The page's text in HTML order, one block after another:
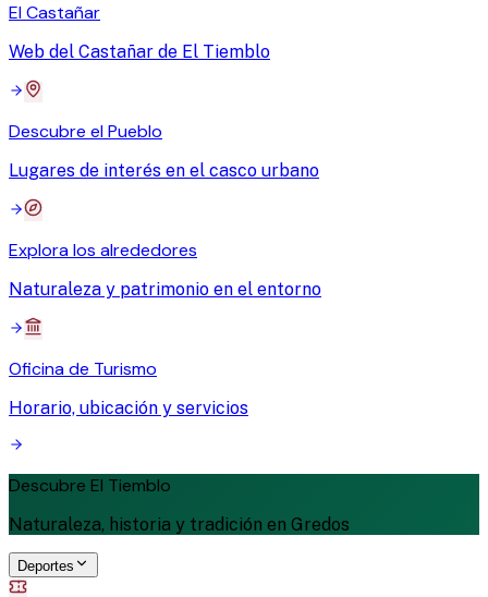
El Castañar
Web del Castañar de El Tiemblo
Descubre el Pueblo
Lugares de interés en el casco urbano
Explora los alrededores
Naturaleza y patrimonio en el entorno
Oficina de Turismo
Horario, ubicación y servicios
Descubre El Tiemblo
Naturaleza, historia y tradición en Gredos
Deportes